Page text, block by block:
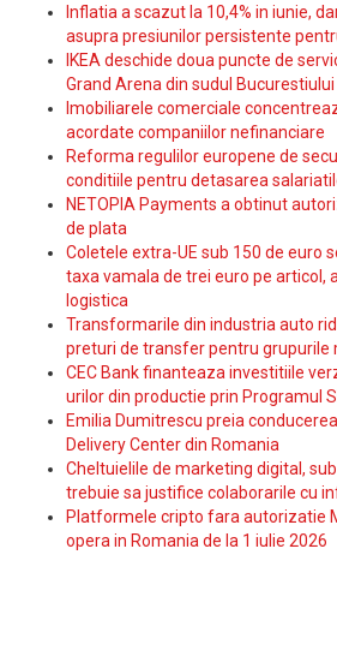
Inflatia a scazut la 10,4% in iunie,
asupra presiunilor persistente
IKEA deschide doua puncte de
Grand Arena din sudul Bucurestiului
Imobiliarele comerciale
acordate companiilor nefinanciare
Reforma regulilor europene de
conditiile pentru detasarea
NETOPIA Payments a obtinut
de plata
Coletele extra-UE sub 150 de euro
taxa vamala de trei euro pe articol,
logistica
Transformarile din industria auto
preturi de transfer pentru grupurile
CEC Bank finanteaza investitiile
urilor din productie prin Programul
Emilia Dumitrescu preia
Delivery Center din Romania
Cheltuielile de marketing digital,
trebuie sa justifice colaborarile cu
Platformele cripto fara autorizatie
opera in Romania de la 1 iulie 2026